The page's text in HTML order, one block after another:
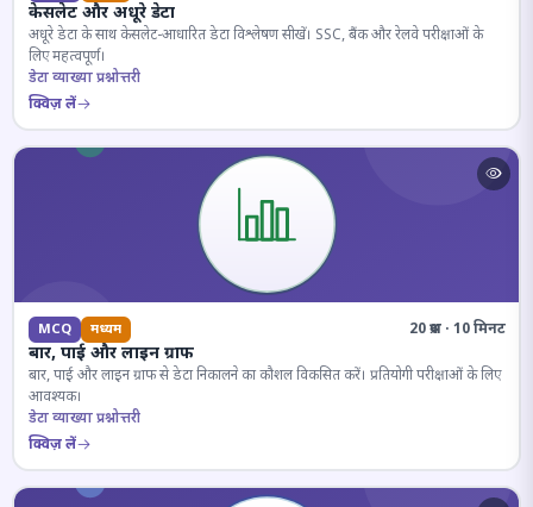
केसलेट और अधूरे डेटा
अधूरे डेटा के साथ केसलेट-आधारित डेटा विश्लेषण सीखें। SSC, बैंक और रेलवे परीक्षाओं के
लिए महत्वपूर्ण।
डेटा व्याख्या प्रश्नोत्तरी
क्विज़ लें
MCQ मध्यम 20 प्रश्न · 10 मिनट
बार, पाई और लाइन ग्राफ
बार, पाई और लाइन ग्राफ से डेटा निकालने का कौशल विकसित करें। प्रतियोगी परीक्षाओं के लिए
आवश्यक।
डेटा व्याख्या प्रश्नोत्तरी
क्विज़ लें